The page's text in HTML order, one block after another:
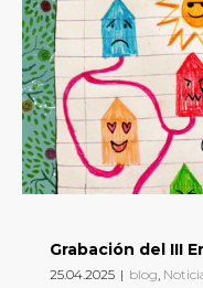
Grabación del III
25.04.2025 | blog,